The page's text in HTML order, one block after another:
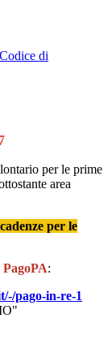
di
per le prime
area
per le
:
pago-in-re-1